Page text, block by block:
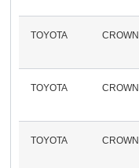
TOYOTA CROWN
TOYOTA CROWN
TOYOTA CROWN